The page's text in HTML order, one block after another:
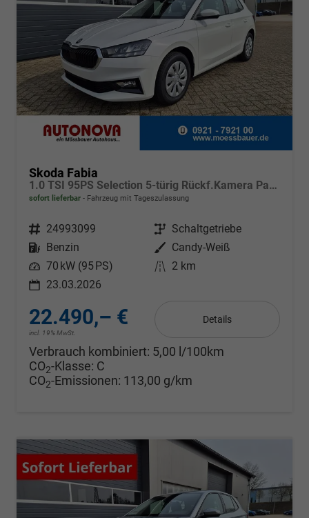
Skoda Fabia
1.0 TSI 95PS Selection 5-türig Rückf.Kamera Parksensoren Sitzheizung Multifunktionslenkrad Klima Skoda-Radio Bluetooth Touchscreen Tempomat Nebelsch. Apple CarPlay + Android Auto
sofort lieferbar Fahrzeug mit Tageszulassung
Fahrzeugnr. 24993099 Getriebe Schaltgetriebe
Kraftstoff
Benzin Außenfarbe Candy-Weiß
Leistung 70 kW (95 PS) Kilometerstand 2 km
23.03.2026
22.490,– €
incl. 19% MwSt.
Details
Verbrauch kombiniert: 5,00 l/100km
CO2-Klasse: C
CO2-Emissionen: 113,00 g/km